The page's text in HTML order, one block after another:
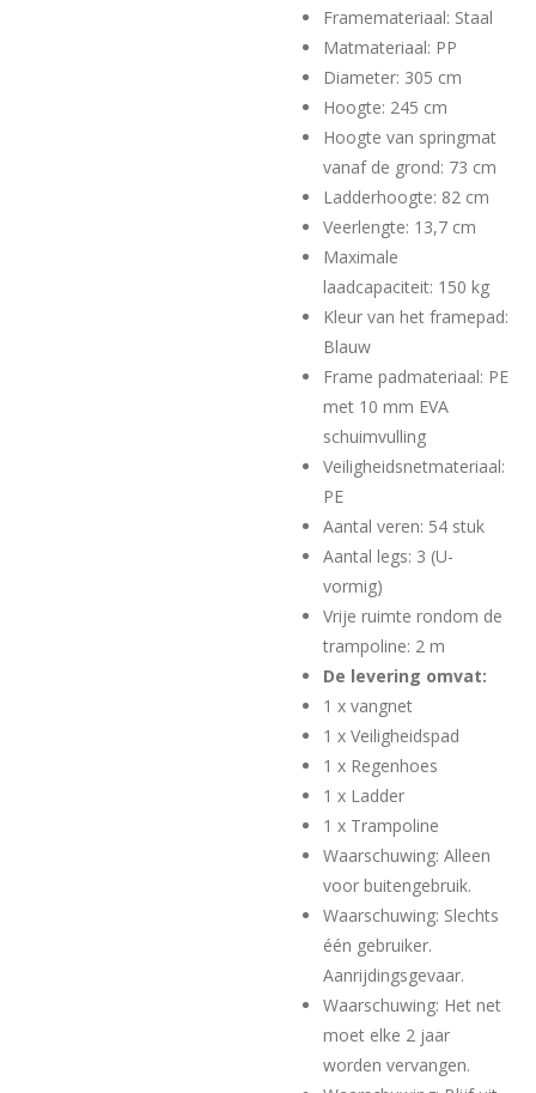
Framemateriaal: Staal
Matmateriaal: PP
Diameter: 305 cm
Hoogte: 245 cm
Hoogte van springmat
vanaf de grond: 73 cm
Ladderhoogte: 82 cm
Veerlengte: 13,7 cm
Maximale
laadcapaciteit: 150 kg
Kleur van het framepad:
Blauw
Frame padmateriaal: PE
met 10 mm EVA
schuimvulling
Veiligheidsnetmateriaal:
PE
Aantal veren: 54 stuk
Aantal legs: 3 (U-
vormig)
Vrije ruimte rondom de
trampoline: 2 m
De levering omvat:
1 x vangnet
1 x Veiligheidspad
1 x Regenhoes
1 x Ladder
1 x Trampoline
Waarschuwing: Alleen
voor buitengebruik.
Waarschuwing: Slechts
één gebruiker.
Aanrijdingsgevaar.
Waarschuwing: Het net
moet elke 2 jaar
worden vervangen.